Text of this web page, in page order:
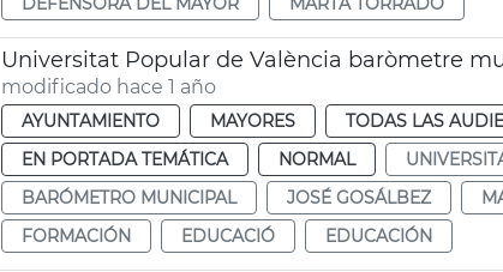
Universitat Popular de València baròmetre
modificado hace 1 año
AYUNTAMIENTO MAYORES TODAS LAS
EN PORTADA TEMÁTICA
NORMAL
BARÓMETRO MUNICIPAL
JOSÉ GOSÁLBEZ
FORMACIÓN
EDUCACIÓ EDUCACIÓN